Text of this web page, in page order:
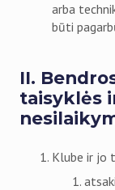
arba
būti
II.
taisyklės
Klube ir jo